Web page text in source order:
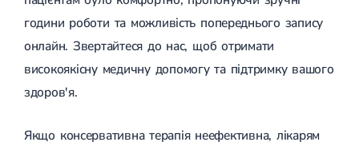
години роботи та можливість попереднього запису
онлайн. Звертайтеся до нас, щоб отримати
високоякісну медичну допомогу та підтримку вашого
здоров'я.
Якщо консервативна терапія неефективна, лікарям